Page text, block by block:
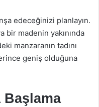
edeceğinizi planlayın.
bir madenin yakınında
manzaranın tadını
geniş olduğuna
Başlama